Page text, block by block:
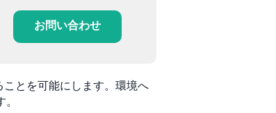
お問い合わせ
とを可能にします。環境へ